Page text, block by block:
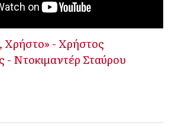
- Χρήστος
- Ντοκιμαντέρ Σταύρου